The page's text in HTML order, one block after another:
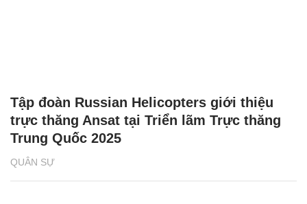
QUÂN SỰ
Tập đoàn Russian Helicopters giới thiệu
trực thăng Ansat tại Triển lãm Trực thăng
Trung Quốc 2025